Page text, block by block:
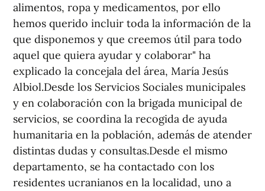
alimentos, ropa y medicamentos, por ello
hemos querido incluir toda la información de la
que disponemos y que creemos útil para todo
aquel que quiera ayudar y colaborar" ha
explicado la concejala del área, María Jesús
Albiol.Desde los Servicios Sociales municipales
y en colaboración con la brigada municipal de
servicios, se coordina la recogida de ayuda
humanitaria en la población, además de atender
distintas dudas y consultas.Desde el mismo
departamento, se ha contactado con los
residentes ucranianos en la localidad, uno a